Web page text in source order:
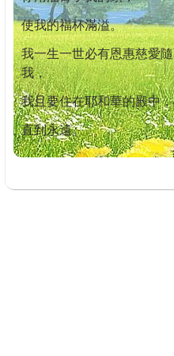
使我的福杯滿溢。
我一生一世必有恩惠慈愛
我，
我且要住在耶和華的殿中，
直到永遠。